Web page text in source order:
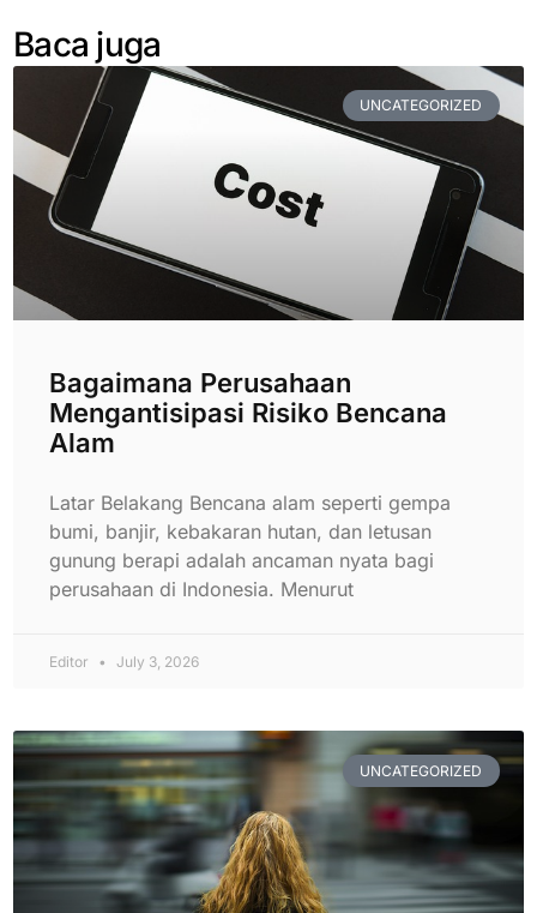
Baca juga
UNCATEGORIZED
Bagaimana Perusahaan
Mengantisipasi Risiko Bencana
Alam
Latar Belakang Bencana alam seperti gempa
bumi, banjir, kebakaran hutan, dan letusan
gunung berapi adalah ancaman nyata bagi
perusahaan di Indonesia. Menurut
Editor July 3, 2026
UNCATEGORIZED